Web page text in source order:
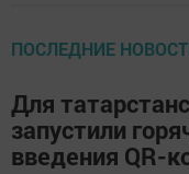
ПОСЛЕДНИЕ
Для
запустили
введения QR-